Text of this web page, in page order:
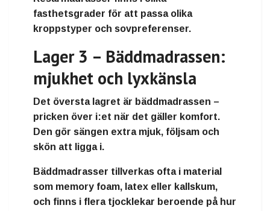
fasthetsgrader för att passa olika
kroppstyper och sovpreferenser.
Lager 3 – Bäddmadrassen:
mjukhet och lyxkänsla
Det översta lagret är bäddmadrassen –
pricken över i:et när det gäller komfort.
Den gör sängen extra mjuk, följsam och
skön att ligga i.
Bäddmadrasser tillverkas ofta i material
som memory foam, latex eller kallskum,
och finns i flera tjocklekar beroende på hur